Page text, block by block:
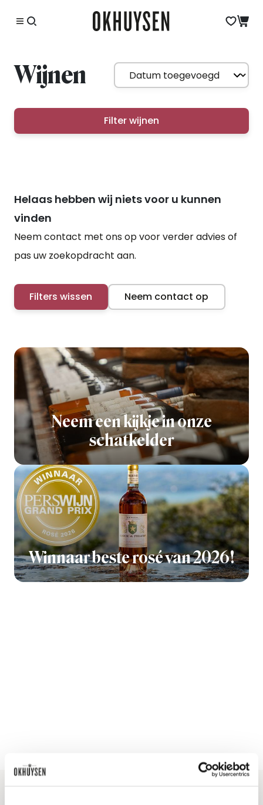
Wijnen
Filter wijnen
Helaas hebben wij niets voor u kunnen
vinden
Neem contact met ons op voor verder advies of
pas uw zoekopdracht aan.
Filters wissen Neem contact op
Neem een kijkje in onze
schatkelder
Winnaar beste rosé van 2026!